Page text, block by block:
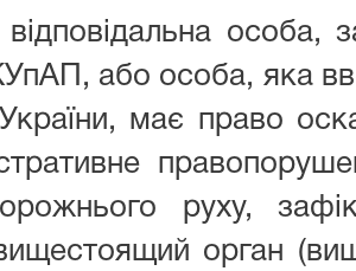
особа,
або особа, яка
має право
руху,
орган